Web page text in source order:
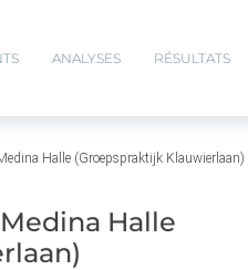
ANALYSES RÉSULTATS
Halle (Groepspraktijk Klauwierlaan)
Halle